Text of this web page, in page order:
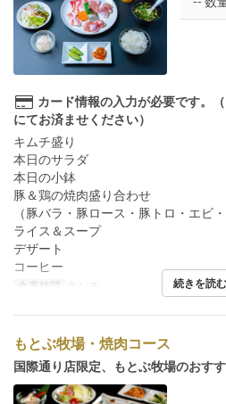
カード情報の入力が必要です。
にてお済ませください）
キムチ盛り
本日のサラダ
本日の小鉢
豚＆鶏の焼肉盛り合わせ
（豚バラ・豚ロース・豚トロ・エビ
ライス＆スープ
デザート
コーヒー
食事時間 ランチ 続きを読む
もとぶ牧場・焼肉コース
国際通り店限定、もとぶ牧場のおす